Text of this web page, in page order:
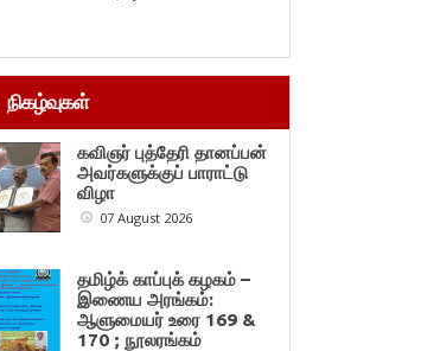
நிகழ்வுகள்
கவிஞர் புத்தேரி தானப்பன்
அவர்களுக்குப் பாராட்டு
விழா
07 August 2026
தமிழ்க் காப்புக் கழகம் –
இணைய அரங்கம்:
ஆளுமையர் உரை 169 &
170 ; நூலரங்கம்